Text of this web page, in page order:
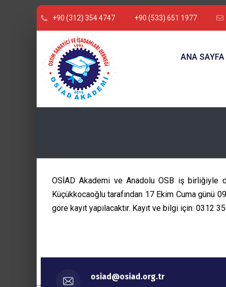
+90 (312) 354 4747 +90 (533) 651 1977
ANA SAYFA
OSİAD Akademi ve Anadolu OSB iş birliğiyle
Küçükkocaoğlu tarafından 17 Ekim Cuma günü
göre kayıt yapılacaktır. Kayıt ve bilgi için: 0312
osiad@osiad.org.tr